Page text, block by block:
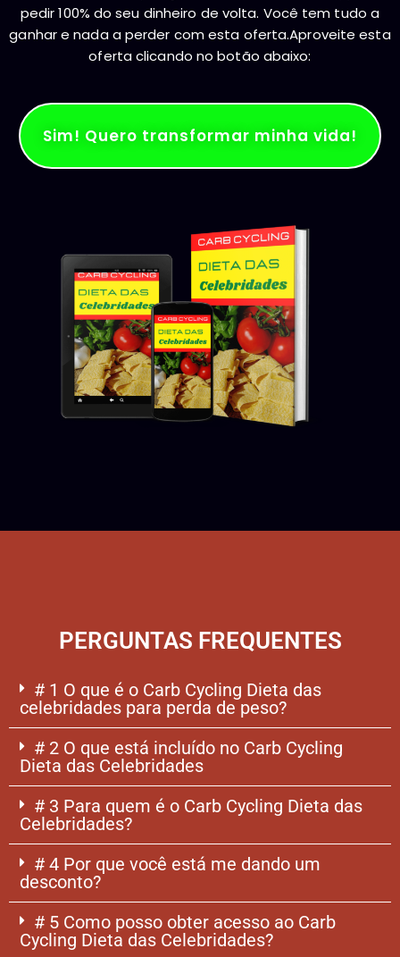
pedir 100% do seu dinheiro de volta. Você tem tudo a
ganhar e nada a perder com esta oferta.Aproveite esta
oferta clicando no botão abaixo:
Sim! Quero transformar minha vida!
PERGUNTAS FREQUENTES
# 1 O que é o Carb Cycling Dieta das
celebridades para perda de peso?
# 2 O que está incluído no Carb Cycling
Dieta das Celebridades
# 3 Para quem é o Carb Cycling Dieta das
Celebridades?
# 4 Por que você está me dando um
desconto?
# 5 Como posso obter acesso ao Carb
Cycling Dieta das Celebridades?